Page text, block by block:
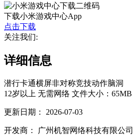
下载小米游戏中心App
点击下载
关注我们:
详细信息
潜行卡通横屏非对称竞技动作脑洞
12岁以上 无需网络 文件大小：65MB
更新日期： 2026-07-03
开发商： 广州机智网络科技有限公司